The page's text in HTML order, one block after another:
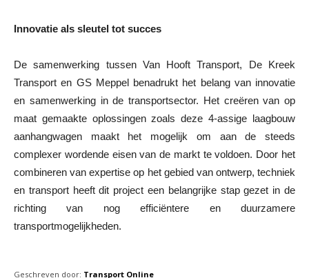
Innovatie als sleutel tot succes
De samenwerking tussen Van Hooft Transport, De Kreek
Transport en GS Meppel benadrukt het belang van innovatie
en samenwerking in de transportsector. Het creëren van op
maat gemaakte oplossingen zoals deze 4-assige laagbouw
aanhangwagen maakt het mogelijk om aan de steeds
complexer wordende eisen van de markt te voldoen. Door het
combineren van expertise op het gebied van ontwerp, techniek
en transport heeft dit project een belangrijke stap gezet in de
richting van nog efficiëntere en duurzamere
transportmogelijkheden.
Geschreven door: Transport Online